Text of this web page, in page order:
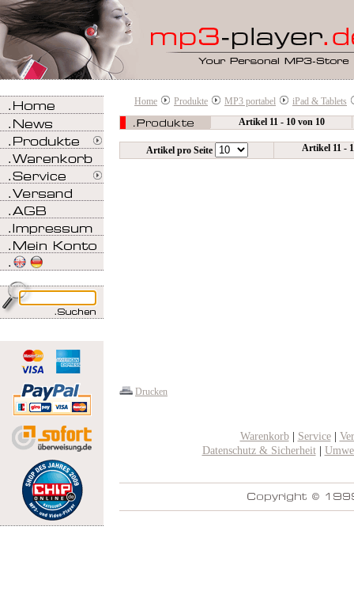
Home Produkte MP3 portabel
iPad & Tablets
Artikel 11 - 10 von 10
Artikel pro Seite Artikel 11 -
Drucken
Warenkorb| Service|
Datenschutz & Sicherheit|